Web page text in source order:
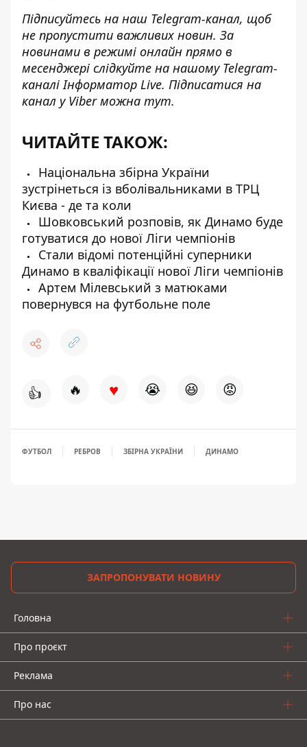
Підписуйтесь на наш Telegram-канал, щоб
не пропустити важливих новин. За
новинами в режимі онлайн прямо в
месенджері слідкуйте на нашому Telegram-
каналіІнформатор Live. Підписатися на
канал у Viber можна тут.
ЧИТАЙТЕ ТАКОЖ:
Національна збірна України
зустрінеться із вболівальниками в ТРЦ
Києва - де та коли
Шовковський розповів, як Динамо буде
готуватися до нової Ліги чемпіонів
Стали відомі потенційні суперники
Динамо в кваліфікації нової Ліги чемпіонів
Артем Мілевський з матюками
повернувся на футбольне поле
👍 🔥 ♥ 😭 😆 😡
ФУТБОЛ РЕБРОВ ЗБІРНА УКРАЇНИ ДИНАМО
ЗАПРОПОНУВАТИ НОВИНУ
Головна
Про проєкт
Реклама
Про нас